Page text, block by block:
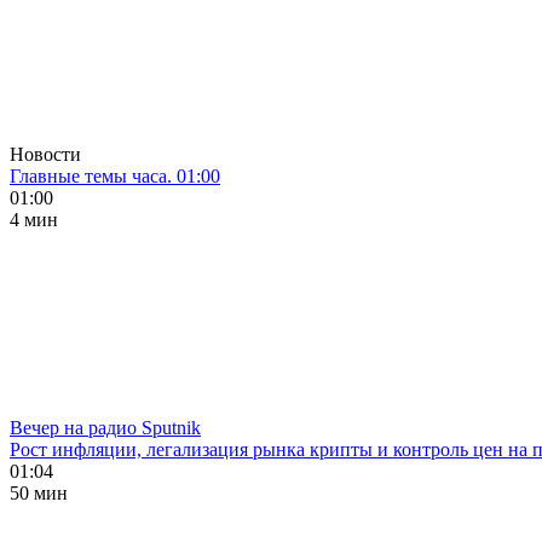
Новости
Главные темы часа. 01:00
01:00
4 мин
Вечер на радио Sputnik
Рост инфляции, легализация рынка крипты и контроль цен на
01:04
50 мин